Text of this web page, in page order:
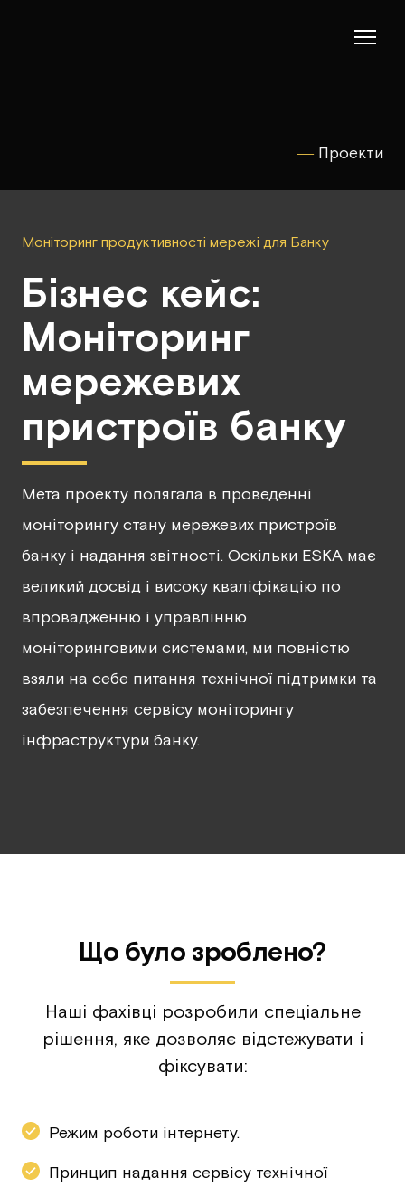
― Проекти
Моніторинг продуктивності мережі для Банку
Бізнес кейс:
Моніторинг
мережевих
пристроїв банку
Мета проекту полягала в проведенні
моніторингу стану мережевих пристроїв
банку і надання звітності. Оскільки ESKA має
великий досвід і високу кваліфікацію по
впровадженню і управлінню
моніторинговими системами, ми повністю
взяли на себе питання технічної підтримки та
забезпечення сервісу моніторингу
інфраструктури банку.
Що було зроблено?
Наші фахівці розробили спеціальне
рішення, яке дозволяє відстежувати і
фіксувати:
Режим роботи інтернету.
Принцип надання сервісу технічної